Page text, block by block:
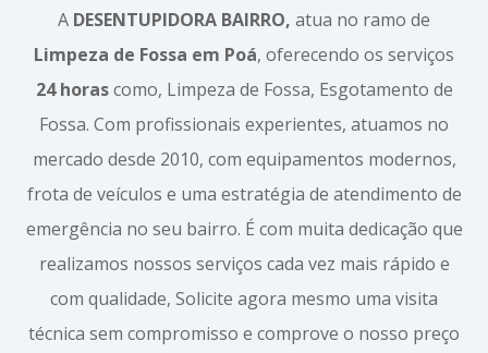
A DESENTUPIDORA BAIRRO, atua no ramo de
Limpeza de Fossa em Poá, oferecendo os serviços
24 horascomo, Limpeza de Fossa, Esgotamento de
Fossa. Com profissionais experientes, atuamos no
mercado desde 2010, com equipamentos modernos,
frota de veículos e uma estratégia de atendimento de
emergência no seu bairro. É com muita dedicação que
realizamos nossos serviços cada vez mais rápido e
com qualidade, Solicite agora mesmo uma visita
técnica sem compromisso e comprove o nosso preço